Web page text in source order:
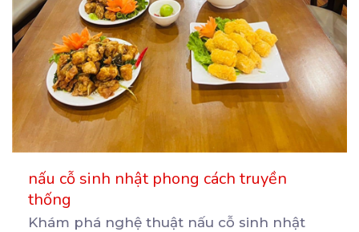
nấu cỗ sinh nhật phong cách truyền
thống
Khám phá nghệ thuật nấu cỗ sinh nhật